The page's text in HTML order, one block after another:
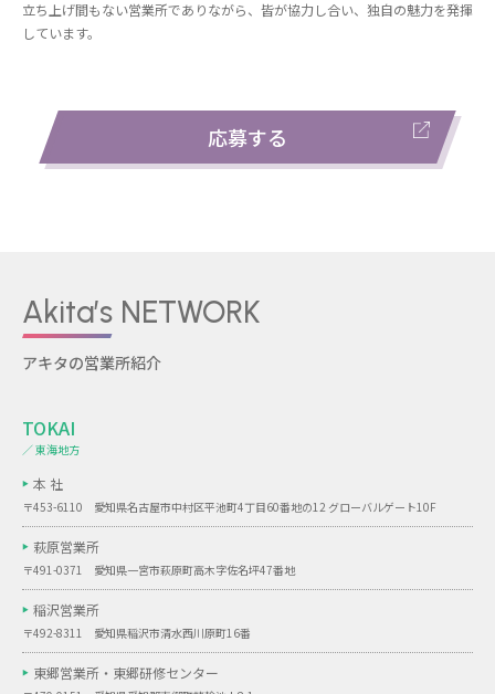
立ち上げ間もない営業所でありながら、皆が協力し合い、独自の魅力を発揮
しています。
応募する
Akita’s NETWORK
アキタの営業所紹介
TOKAI
／ 東海地方
本 社
〒453-6110 愛知県名古屋市中村区平池町4丁目60番地の12 グローバルゲート10F
萩原営業所
〒491-0371 愛知県一宮市萩原町高木字佐名坪47番地
稲沢営業所
〒492-8311 愛知県稲沢市清水西川原町16番
東郷営業所・ 東郷研修センター